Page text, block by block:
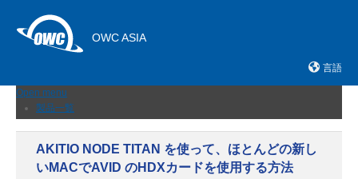
OWC ASIA
言語
Open menu
製品一覧
ネットワークストレージ
メモリーカード＆リーダー
AKITIO NODE TITAN を使って、ほとんどの新し
いMACでAVID のHDXカードを使用する方法